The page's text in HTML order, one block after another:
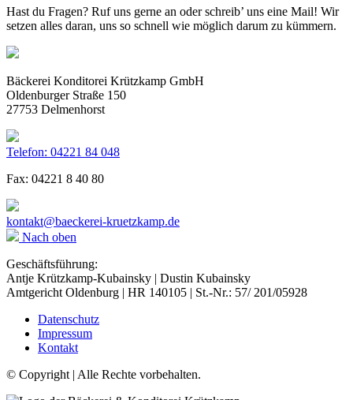
Hast du Fragen? Ruf uns gerne an oder schreib’ uns eine Mail! Wir
setzen alles daran, uns so schnell wie möglich darum zu kümmern.
Bäckerei Konditorei Krützkamp GmbH
Oldenburger Straße 150
27753 Delmenhorst
Telefon: 04221 84 048
Fax: 04221 8 40 80
kontakt@baeckerei-kruetzkamp.de
Nach oben
Geschäftsführung:
Antje Krützkamp-Kubainsky | Dustin Kubainsky
Amtgericht Oldenburg | HR 140105 | St.-Nr.: 57/ 201/05928
Datenschutz
Impressum
Kontakt
© Copyright | Alle Rechte vorbehalten.